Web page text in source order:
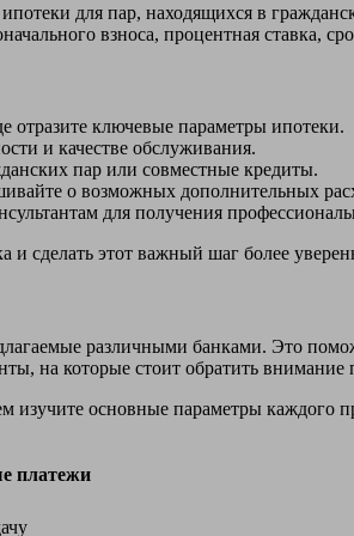
для пар, находящихся в
взноса, процентная ставка,
отразите ключевые параметры ипотеки.
и качестве обслуживания.
пар или совместные кредиты.
о возможных дополнительных
для получения
и сделать этот важный шаг более
различными банками. Это
на которые стоит обратить
изучите основные параметры каждого
платежи